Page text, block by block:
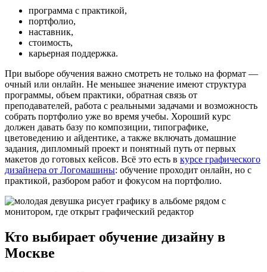
программа с практикой,
портфолио,
наставник,
стоимость,
карьерная поддержка.
При выборе обучения важно смотреть не только на формат —
очный или онлайн. Не меньшее значение имеют структура
программы, объем практики, обратная связь от
преподавателей, работа с реальными задачами и возможность
собрать портфолио уже во время учебы. Хороший курс
должен давать базу по композиции, типографике,
цветоведению и айдентике, а также включать домашние
задания, дипломный проект и понятный путь от первых
макетов до готовых кейсов. Всё это есть в курсе графического
дизайнера от Логомашины: обучение проходит онлайн, но с
практикой, разбором работ и фокусом на портфолио.
Кто выбирает обучение дизайну в
Москве